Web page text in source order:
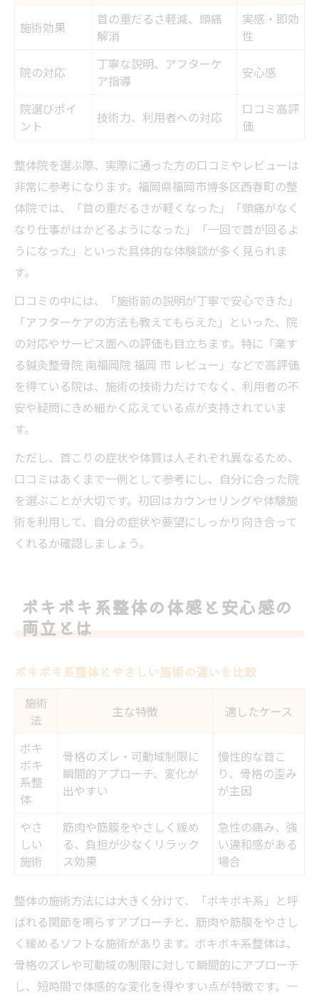
施術効果
首の重だるさ軽減、頭痛
解消
実感・即効
性
院の対応
丁寧な説明、アフターケ
ア指導
安心感
院選びポイ
ント
技術力、利用者への対応
口コミ高評
価
整体院を選ぶ際、実際に通った方の口コミやレビューは
非常に参考になります。福岡県福岡市博多区西春町の整
体院では、「首の重だるさが軽くなった」「頭痛がなく
なり仕事がはかどるようになった」「一回で首が回るよ
うになった」といった具体的な体験談が多く見られま
す。
口コミの中には、「施術前の説明が丁寧で安心できた」
「アフターケアの方法も教えてもらえた」といった、院
の対応やサービス面への評価も目立ちます。特に「楽す
る鍼灸整骨院 南福岡院 福岡 市 レビュー」などで高評価
を得ている院は、施術の技術力だけでなく、利用者の不
安や疑問にきめ細かく応えている点が支持されていま
す。
ただし、首こりの症状や体質は人それぞれ異なるため、
口コミはあくまで一例として参考にし、自分に合った院
を選ぶことが大切です。初回はカウンセリングや体験施
術を利用して、自分の症状や要望にしっかり向き合って
くれるか確認しましょう。
ボキボキ系整体の体感と安心感の
両立とは
ボキボキ系整体とやさしい施術の違いを比較
施術
法
主な特徴 適したケース
ボキ
ボキ
系整
体
骨格のズレ・可動域制限に
瞬間的アプローチ、変化が
出やすい
慢性的な首こ
り、骨格の歪み
が主因
やさ
しい
施術
筋肉や筋膜をやさしく緩め
る、負担が少なくリラック
ス効果
急性の痛み、強
い違和感がある
場合
整体の施術方法には大きく分けて、「ボキボキ系」と呼
ばれる関節を鳴らすアプローチと、筋肉や筋膜をやさし
く緩めるソフトな施術があります。ボキボキ系整体は、
骨格のズレや可動域の制限に対して瞬間的にアプローチ
し、短時間で体感的な変化を得やすい点が特徴です。一